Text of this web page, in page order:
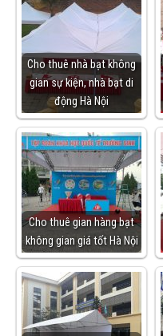
Cho thuê nhà bạt không
gian sự kiện, nhà bạt di
động Hà Nội
Cho thuê gian hàng bạt
không gian giá tốt Hà Nội